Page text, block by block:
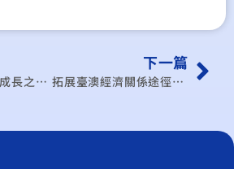
財政政策與經濟成長之因果關係──中國大陸個案之研究
下一篇
拓展臺澳經濟關係途徑之研究